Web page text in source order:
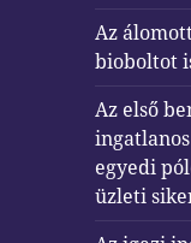
Az
bioboltot
Az első
egyedi
üzleti